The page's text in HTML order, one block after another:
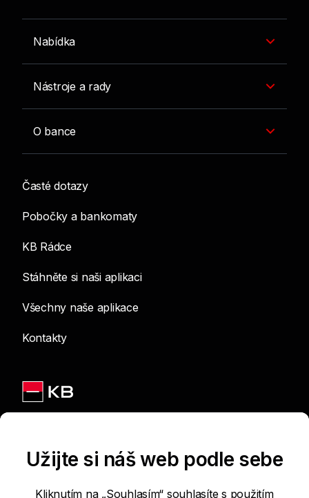
Nabídka
Nástroje a rady
O bance
Časté dotazy
Pobočky a bankomaty
KB Rádce
Stáhněte si naši aplikaci
Všechny naše aplikace
Kontakty
Užijte si náš web podle sebe
Kliknutím na „Souhlasím“ souhlasíte s použitím